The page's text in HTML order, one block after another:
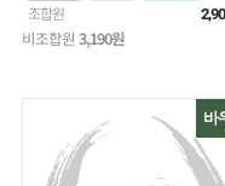
조합원
비조합원 3,190원
바